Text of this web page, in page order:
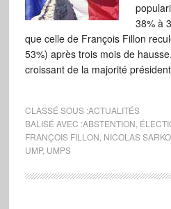
38% à
que celle de François Fillon
53%) après trois mois de
croissant de la majorité
CLASSÉ SOUS :ACTUALITÉS
BALISÉ AVEC :ABSTENTION
FRANÇOIS FILLON NICOLAS
UMP, UMPS